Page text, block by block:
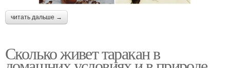
читать дальше →
Сколько живет таракан в